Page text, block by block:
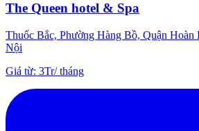
The Queen hotel & Spa
Thuốc Bắc, Phường Hàng Bồ, Quận Hoàn
Nội
Giá từ: 3Tr/tháng